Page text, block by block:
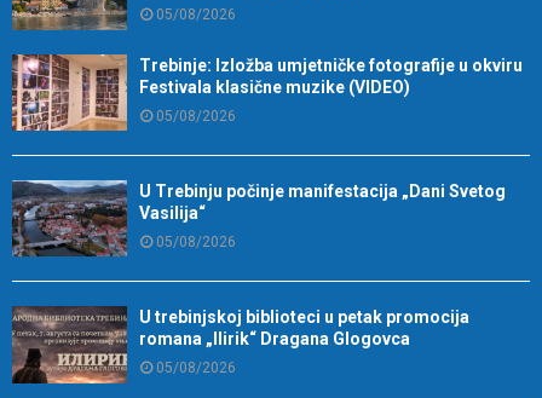
05/08/2026
Trebinje: Izložba umjetničke fotografije u okviru
Festivala klasične muzike (VIDEO)
05/08/2026
U Trebinju počinje manifestacija „Dani Svetog
Vasilija“
05/08/2026
U trebinjskoj biblioteci u petak promocija
romana „Ilirik“ Dragana Glogovca
05/08/2026